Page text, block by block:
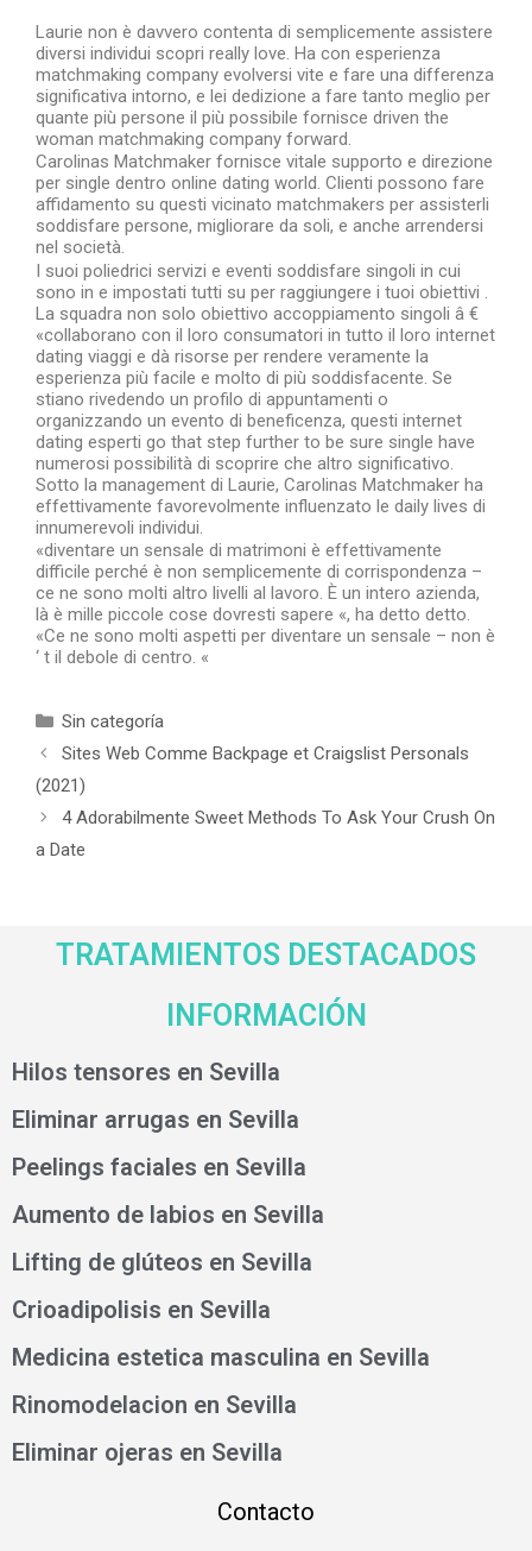
Laurie non è davvero contenta di semplicemente assistere
diversi individui scopri really love. Ha con esperienza
matchmaking company evolversi vite e fare una differenza
significativa intorno, e lei dedizione a fare tanto meglio per
quante più persone il più possibile fornisce driven the
woman matchmaking company forward.
Carolinas Matchmaker fornisce vitale supporto e direzione
per single dentro online dating world. Clienti possono fare
affidamento su questi vicinato matchmakers per assisterli
soddisfare persone, migliorare da soli, e anche arrendersi
nel società.
I suoi poliedrici servizi e eventi soddisfare singoli in cui
sono in e impostati tutti su per raggiungere i tuoi obiettivi .
La squadra non solo obiettivo accoppiamento singoli â €
«collaborano con il loro consumatori in tutto il loro internet
dating viaggi e dà risorse per rendere veramente la
esperienza più facile e molto di più soddisfacente. Se
stiano rivedendo un profilo di appuntamenti o
organizzando un evento di beneficenza, questi internet
dating esperti go that step further to be sure single have
numerosi possibilità di scoprire che altro significativo.
Sotto la management di Laurie, Carolinas Matchmaker ha
effettivamente favorevolmente influenzato le daily lives di
innumerevoli individui.
«diventare un sensale di matrimoni è effettivamente
difficile perché è non semplicemente di corrispondenza –
ce ne sono molti altro livelli al lavoro. È un intero azienda,
là è mille piccole cose dovresti sapere «, ha detto detto.
«Ce ne sono molti aspetti per diventare un sensale – non è
‘ t il debole di centro. «
Sin categoría
Sites Web Comme Backpage et Craigslist Personals
(2021)
4 Adorabilmente Sweet Methods To Ask Your Crush On
a Date
TRATAMIENTOS DESTACADOS
INFORMACIÓN
Hilos tensores en Sevilla
Eliminar arrugas en Sevilla
Peelings faciales en Sevilla
Aumento de labios en Sevilla
Lifting de glúteos en Sevilla
Crioadipolisis en Sevilla
Medicina estetica masculina en Sevilla
Rinomodelacion en Sevilla
Eliminar ojeras en Sevilla
Contacto